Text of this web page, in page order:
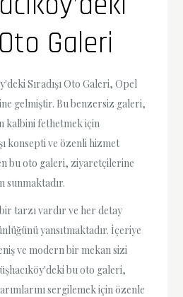
Galeri
Sıradışı Oto Galeri, Opel
gelmiştir. Bu benzersiz galeri,
kalbini fethetmek için
konsepti ve özenli hizmet
bu oto galeri, ziyaretçilerine
sunmaktadır.
tarzı vardır ve her detay
yansıtmaktadır. İçeriye
ve modern bir mekan sizi
bu oto galeri,
sergilemek için özenle